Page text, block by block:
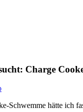
Charge
Schwemme hätte ich